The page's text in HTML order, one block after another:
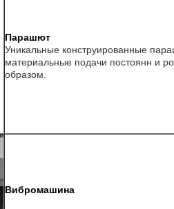
Парашют
Уникальные конструированные
материальные подачи постоянн и
образом.
Вибромашина